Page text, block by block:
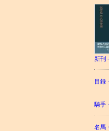
新刊
目録
騎手
名馬